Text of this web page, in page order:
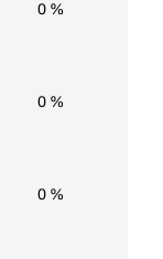
0 %
0 %
0 %